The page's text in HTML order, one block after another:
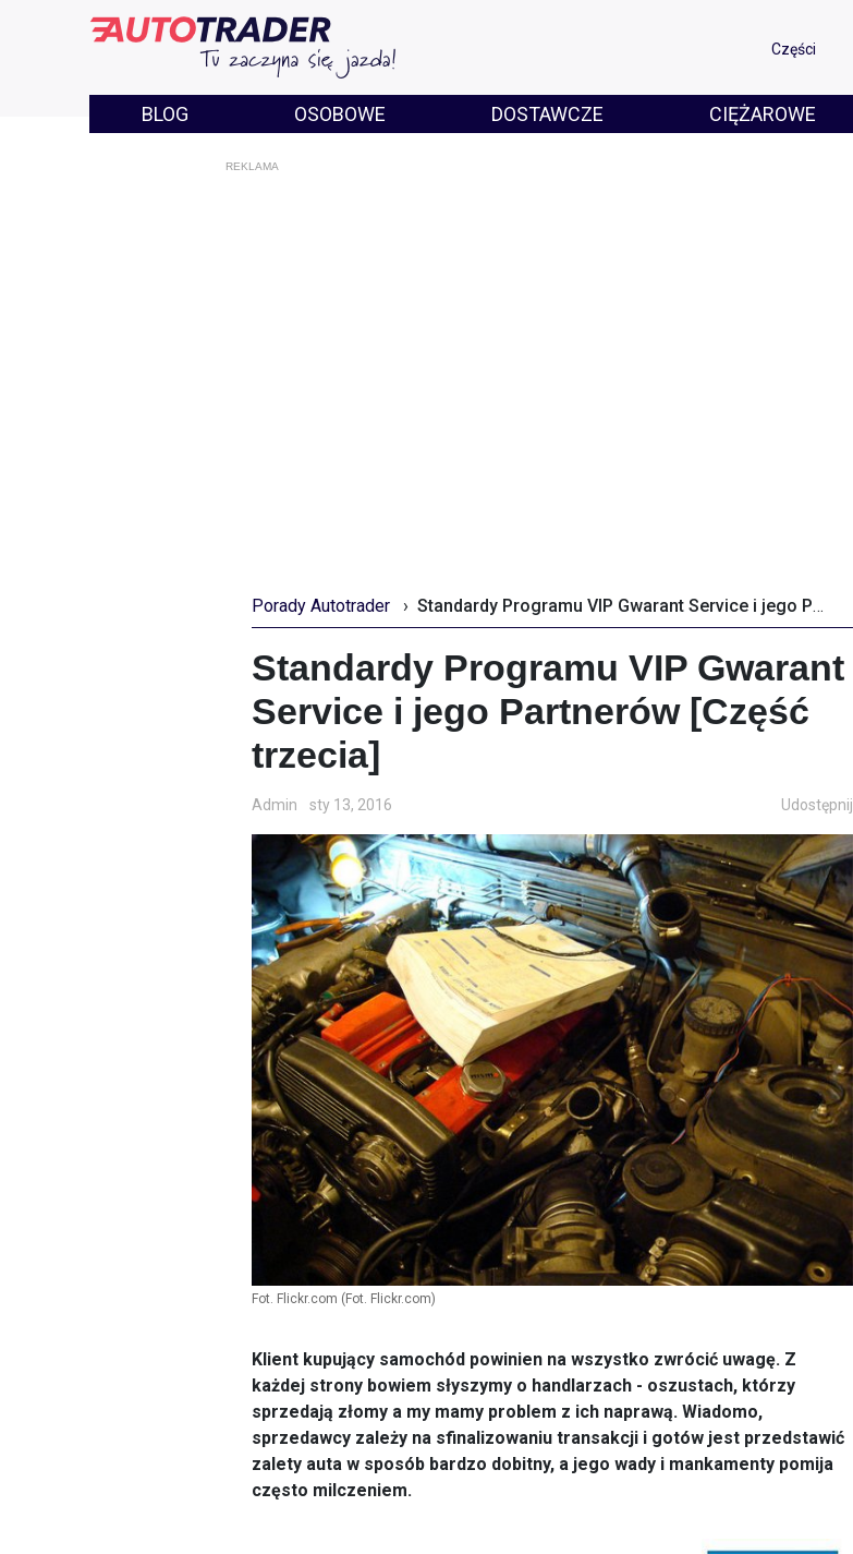
Części
BLOG OSOBOWE DOSTAWCZE CIĘŻAROWE
REKLAMA
Porady Autotrader › Standardy Programu VIP Gwarant Service i jego Partnerów [Część trzecia]
Standardy Programu VIP Gwarant
Service i jego Partnerów [Część
trzecia]
Admin sty 13, 2016 Udostępnij
Fot. Flickr.com (Fot. Flickr.com)
Klient kupujący samochód powinien na wszystko zwrócić uwagę. Z
każdej strony bowiem słyszymy o handlarzach - oszustach, którzy
sprzedają złomy a my mamy problem z ich naprawą. Wiadomo,
sprzedawcy zależy na sfinalizowaniu transakcji i gotów jest przedstawić
zalety auta w sposób bardzo dobitny, a jego wady i mankamenty pomija
często milczeniem.